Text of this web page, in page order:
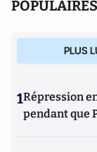
POPULAIRES
PLUS
1Répression
pendant que